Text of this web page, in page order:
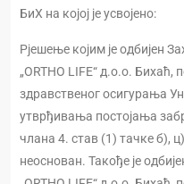
БиХ на којој је усвојено:
Рјешење којим је одбијен
„ORTHO LIFE“ д.о.о. Бихаћ,
здравственог осигурања
утврђивања постојања
члана 4. став (1) тачке б),
неоснован. Такође је